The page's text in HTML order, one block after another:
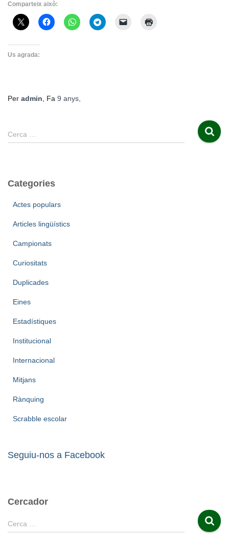
Comparteix això:
Us agrada:
Per admin , Fa 9 anys
C
e
:
Cerca …
Categories
Actes populars
Articles lingüístics
Campionats
Curiositats
Duplicades
Eines
Estadístiques
Institucional
Internacional
Mitjans
Rànquing
Scrabble escolar
Seguiu-nos a Facebook
Cercador
C
e
Cerca …